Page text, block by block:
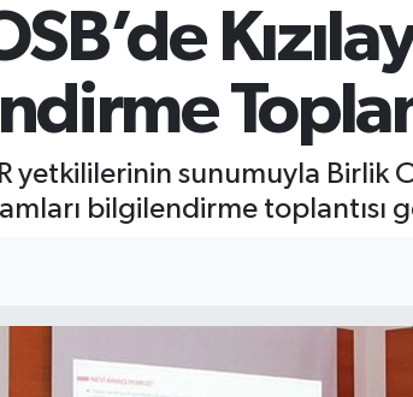
yetkililerinin sunumuyla
bilgilendirme toplantısı